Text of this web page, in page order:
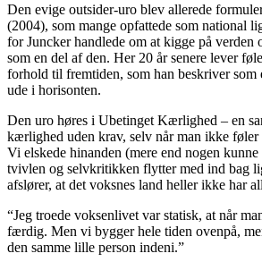
Den evige outsider-uro blev allerede
(2004), som mange opfattede som national
for Juncker handlede om at kigge på
som en del af den. Her 20 år senere lever
forhold til fremtiden, som han beskriver som
ude i horisonten.
Den uro høres i Ubetinget Kærlighed – en
kærlighed uden krav, selv når man ikke
Vi elskede hinanden (mere end nogen
tvivlen og selvkritikken flytter med ind bag
afslører, at det voksnes land heller ikke har
“Jeg troede voksenlivet var statisk, at når
færdig. Men vi bygger hele tiden ovenpå,
den samme lille person indeni.”